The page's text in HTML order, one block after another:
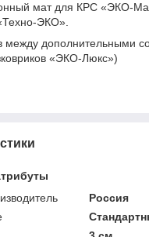
мат для КРС «ЭКО-
ЭКО».
между дополнительными
«ЭКО-Люкс»)
Россия